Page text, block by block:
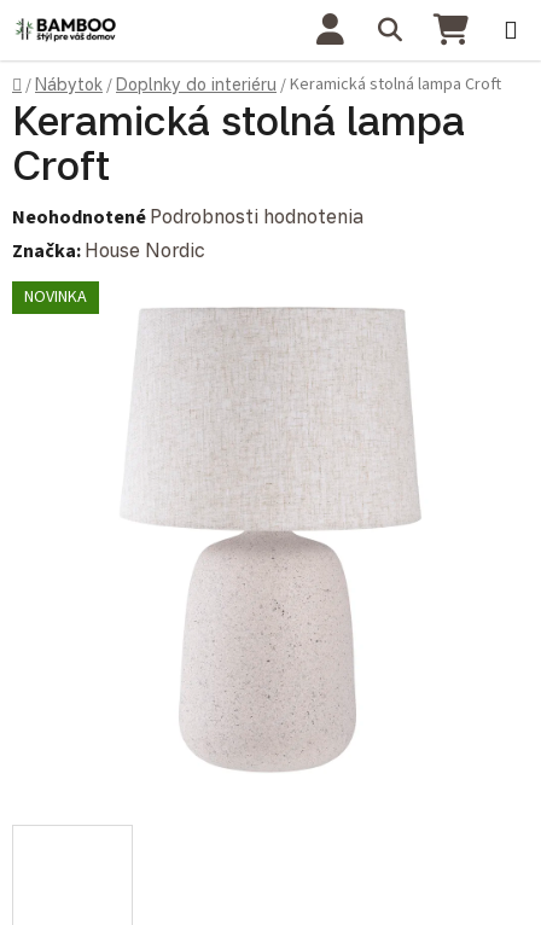
Prejsť na obsah Hľadať
Domov
/Nábytok /Doplnky do interiéru /Keramická stolná lampa Croft
Keramická stolná lampa
Croft
Priemerné hodnotenie produktu je 0,0 z 5 hviezdičiek.
Neohodnotené Podrobnosti hodnotenia
Značka: House Nordic
NOVINKA